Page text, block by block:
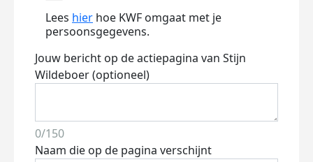
Lees hier hoe KWF omgaat met je
persoonsgegevens.
Jouw bericht op de actiepagina van Stijn
Wildeboer (optioneel)
0/150
Naam die op de pagina verschijnt